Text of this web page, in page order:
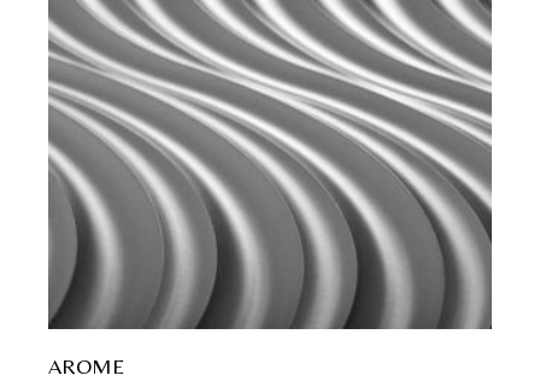
AROME